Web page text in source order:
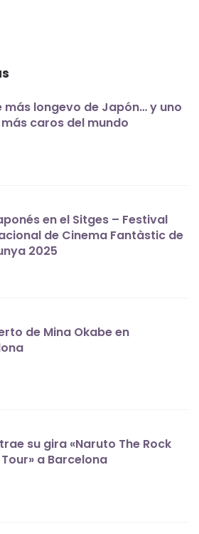
más longevo de Japón… y uno
caros del mundo
en el Sitges – Festival
de Cinema Fantàstic de
2025
de Mina Okabe en
trae su gira «Naruto The Rock
a Barcelona